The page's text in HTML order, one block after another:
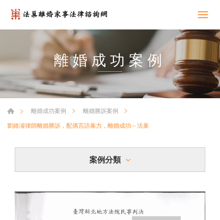
離婚成功案例
離婚成功案例
離婚勝訴案例
劉維濬律師離婚勝訴，配偶言語暴力，離婚成功－法巢
案例分類